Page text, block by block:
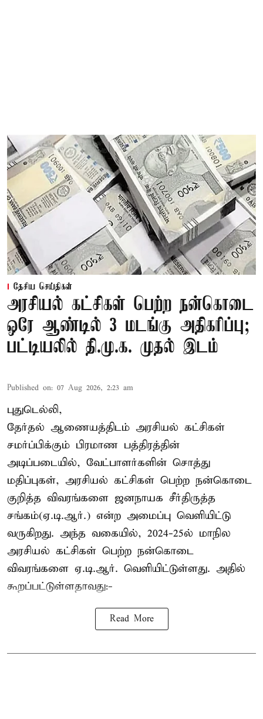
தேசிய செய்திகள்
அரசியல் கட்சிகள் பெற்ற நன்கொடை
ஒரே ஆண்டில் 3 மடங்கு அதிகரிப்பு;
பட்டியலில் தி.மு.க. முதல் இடம்
Published on: 07 Aug 2026, 2:23 am
புதுடெல்லி,
தேர்தல் ஆணையத்திடம் அரசியல் கட்சிகள்
சமர்ப்பிக்கும் பிரமாண பத்திரத்தின்
அடிப்படையில், வேட்பாளர்களின் சொத்து
மதிப்புகள், அரசியல் கட்சிகள் பெற்ற நன்கொடை
குறித்த விவரங்களை ஜனநாயக சீர்திருத்த
சங்கம்(ஏ.டி.ஆர்.) என்ற அமைப்பு வெளியிட்டு
வருகிறது. அந்த வகையில், 2024-25ல் மாநில
அரசியல் கட்சிகள் பெற்ற நன்கொடை
விவரங்களை ஏ.டி.ஆர். வெளியிட்டுள்ளது. அதில்
கூறப்பட்டுள்ளதாவது:-
Read More